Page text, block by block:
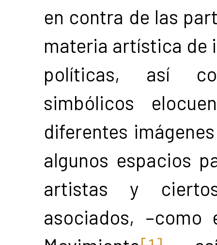
en contra de las
materia artística de
políticas, así
simbólicos
diferentes
algunos espacios
artistas y
asociados,